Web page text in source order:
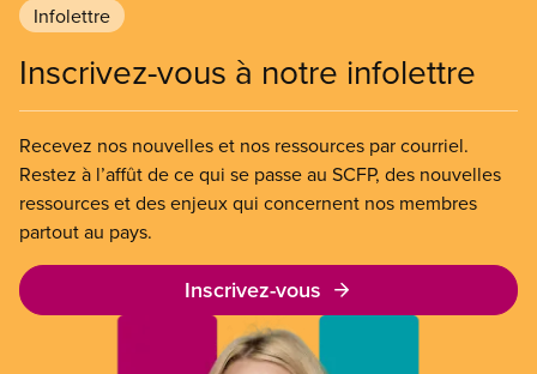
Infolettre
Inscrivez-vous à notre infolettre
Recevez nos nouvelles et nos ressources par courriel.
Restez à l’affût de ce qui se passe au SCFP, des nouvelles
ressources et des enjeux qui concernent nos membres
partout au pays.
Inscrivez-vous